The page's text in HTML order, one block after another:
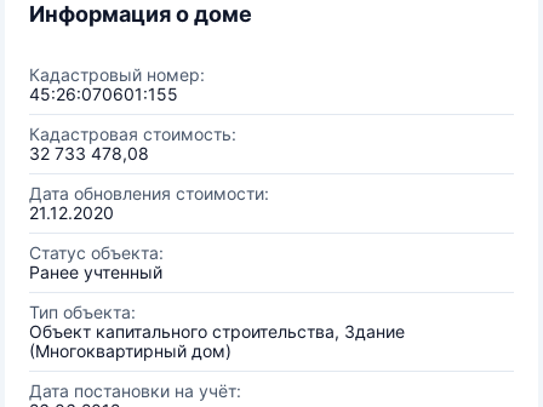
Информация о доме
Кадастровый номер:
45:26:070601:155
Кадастровая стоимость:
32 733 478,08
Дата обновления стоимости:
21.12.2020
Статус объекта:
Ранее учтенный
Тип объекта:
Объект капитального строительства, Здание
(Многоквартирный дом)
Дата постановки на учёт: